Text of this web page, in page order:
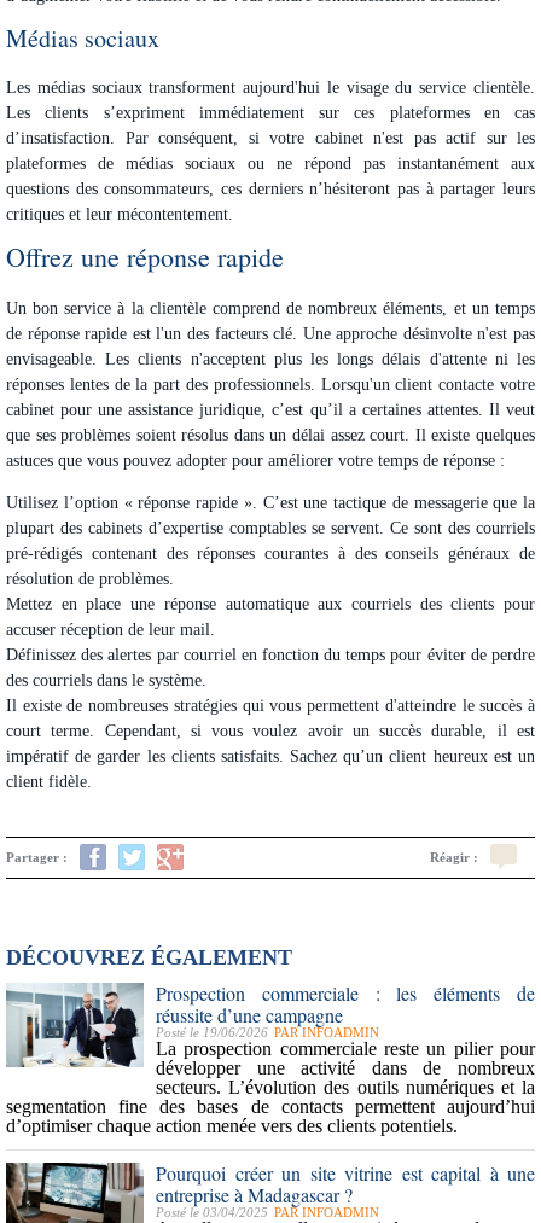
Médias sociaux
Les médias sociaux transforment aujourd'hui le visage du service clientèle.
Les clients s’expriment immédiatement sur ces plateformes en cas
d’insatisfaction. Par conséquent, si votre cabinet n'est pas actif sur les
plateformes de médias sociaux ou ne répond pas instantanément aux
questions des consommateurs, ces derniers n’hésiteront pas à partager leurs
critiques et leur mécontentement.
Offrez une réponse rapide
Un bon service à la clientèle comprend de nombreux éléments, et un temps
de réponse rapide est l'un des facteurs clé. Une approche désinvolte n'est pas
envisageable. Les clients n'acceptent plus les longs délais d'attente ni les
réponses lentes de la part des professionnels. Lorsqu'un client contacte votre
cabinet pour une assistance juridique, c’est qu’il a certaines attentes. Il veut
que ses problèmes soient résolus dans un délai assez court. Il existe quelques
astuces que vous pouvez adopter pour améliorer votre temps de réponse :
Utilisez l’option « réponse rapide ». C’est une tactique de messagerie que la
plupart des cabinets d’expertise comptables se servent. Ce sont des courriels
pré-rédigés contenant des réponses courantes à des conseils généraux de
résolution de problèmes.
Mettez en place une réponse automatique aux courriels des clients pour
accuser réception de leur mail.
Définissez des alertes par courriel en fonction du temps pour éviter de perdre
des courriels dans le système.
Il existe de nombreuses stratégies qui vous permettent d'atteindre le succès à
court terme. Cependant, si vous voulez avoir un succès durable, il est
impératif de garder les clients satisfaits. Sachez qu’un client heureux est un
client fidèle.
Partager : Réagir :
DÉCOUVREZ ÉGALEMENT
Prospection commerciale : les éléments de
réussite d’une campagne
Posté le 19/06/2026 PAR INFOADMIN
Laprospection commercialereste un pilier pour
développer une activité dans de nombreux
secteurs. L’évolution des outils numériqueset la
segmentation fine des bases de contacts permettent aujourd’hui
d’optimiser chaque action menée vers des clients potentiels.
Pourquoi créer un site vitrine est capital à une
entreprise à Madagascar ?
Posté le 03/04/2025 PAR INFOADMIN